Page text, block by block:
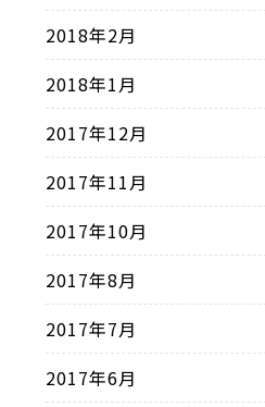
2018年2月
2018年1月
2017年12月
2017年11月
2017年10月
2017年8月
2017年7月
2017年6月